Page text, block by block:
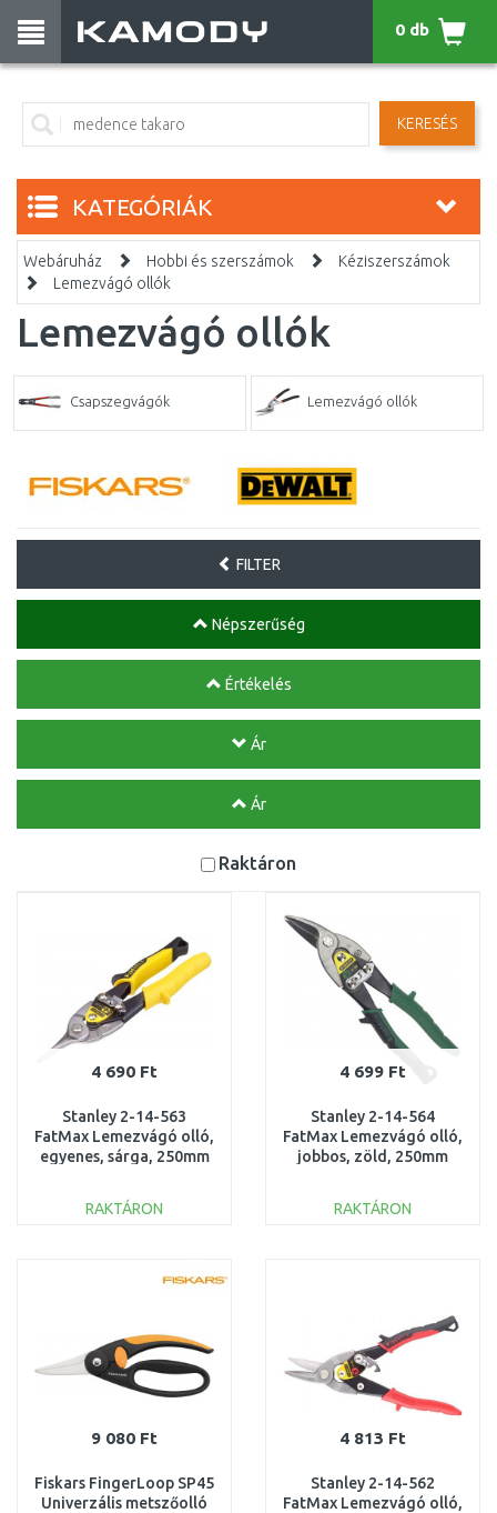
KERESÉS
0 db
KATEGÓRIÁK
Webáruház Hobbi és szerszámok
Kéziszerszámok
Lemezvágó ollók
Lemezvágó ollók
Csapszegvágók Lemezvágó ollók
FILTER
Népszerűség
Értékelés
Ár
Ár
Raktáron
4 690 Ft
Stanley 2-14-563
FatMax Lemezvágó olló,
egyenes, sárga, 250mm
RAKTÁRON
Összehasonlítás
4 699 Ft
Stanley 2-14-564
FatMax Lemezvágó olló,
jobbos, zöld, 250mm
RAKTÁRON
9 080 Ft
Fiskars FingerLoop SP45
Univerzális metszőolló
4 813 Ft
Stanley 2-14-562
FatMax Lemezvágó olló,